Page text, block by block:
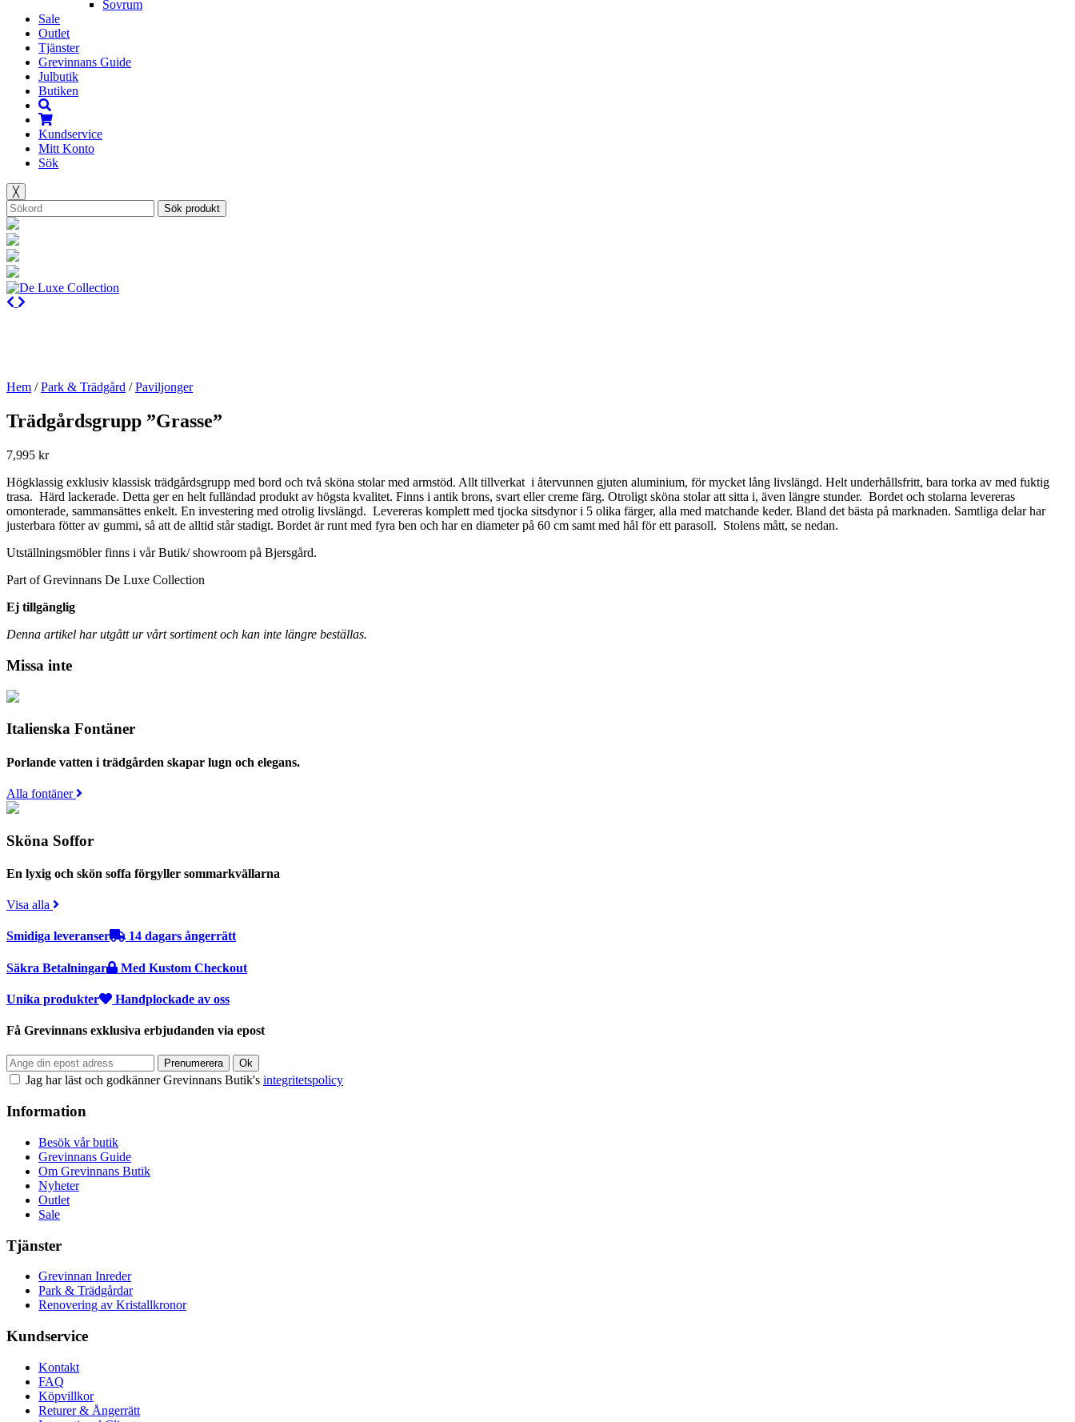
Sovrum
Sale
Outlet
Tjänster
Grevinnans Guide
Julbutik
Butiken
Kundservice
Mitt Konto
Sök
╳
Sök produkt
Hem /Park & Trädgård /Paviljonger
Trädgårdsgrupp ”Grasse”
7,995 kr
Högklassig exklusiv klassisk trädgårdsgrupp med bord och två sköna stolar med armstöd. Allt tillverkat i återvunnen gjuten aluminium, för mycket lång livslängd. Helt underhållsfritt, bara torka av med fuktig
trasa. Härd lackerade. Detta ger en helt fulländad produkt av högsta kvalitet. Finns i antik brons, svart eller creme färg. Otroligt sköna stolar att sitta i, även längre stunder. Bordet och stolarna levereras
omonterade, sammansättes enkelt. En investering med otrolig livslängd. Levereras komplett med tjocka sitsdynor i 5 olika färger, alla med matchande keder. Bland det bästa på marknaden. Samtliga delar har
justerbara fötter av gummi, så att de alltid står stadigt. Bordet är runt med fyra ben och har en diameter på 60 cm samt med hål för ett parasoll. Stolens mått, se nedan.
Utställningsmöbler finns i vår Butik/ showroom på Bjersgård.
Part of Grevinnans De Luxe Collection
Ej tillgänglig
Denna artikel har utgått ur vårt sortiment och kan inte längre beställas.
Missa inte
Italienska Fontäner
Porlande vatten i trädgården skapar lugn och elegans.
Alla fontäner
Sköna Soffor
En lyxig och skön soffa förgyller sommarkvällarna
Visa alla
Smidiga leveranser 14 dagars ångerrätt
Säkra Betalningar Med Kustom Checkout
Unika produkter Handplockade av oss
Få Grevinnans exklusiva erbjudanden via epost
Jag har läst och godkänner Grevinnans Butik's integritetspolicy
Information
Besök vår butik
Grevinnans Guide
Om Grevinnans Butik
Nyheter
Outlet
Sale
Tjänster
Grevinnan Inreder
Park & Trädgårdar
Renovering av Kristallkronor
Kundservice
Kontakt
FAQ
Köpvillkor
Returer & Ångerrätt